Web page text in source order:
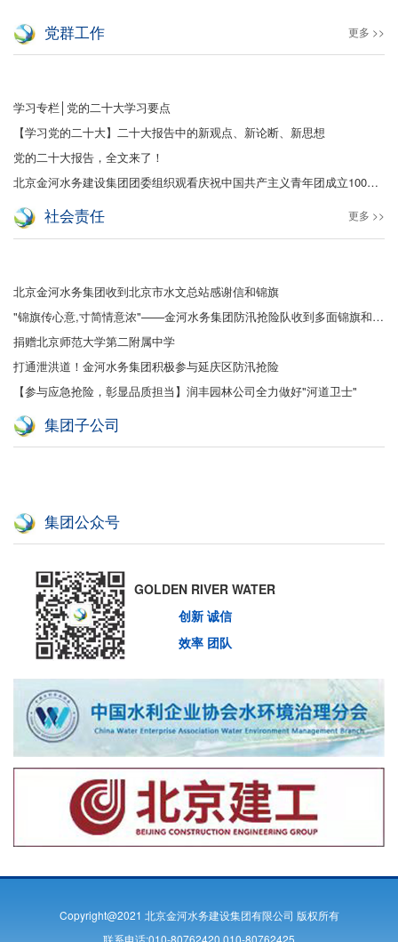
党群工作 更多 >>
学习专栏│党的二十大学习要点
【学习党的二十大】二十大报告中的新观点、新论断、新思想
党的二十大报告，全文来了！
北京金河水务建设集团团委组织观看庆祝中国共产主义青年团成立100周年大会
社会责任 更多 >>
北京金河水务集团收到北京市水文总站感谢信和锦旗
"锦旗传心意,寸简情意浓"——金河水务集团防汛抢险队收到多面锦旗和感谢信
捐赠北京师范大学第二附属中学
打通泄洪道！金河水务集团积极参与延庆区防汛抢险
【参与应急抢险，彰显品质担当】润丰园林公司全力做好"河道卫士"
集团子公司
集团公众号
GOLDEN RIVER WATER
创新 诚信
效率 团队
Copyright@2021 北京金河水务建设集团有限公司 版权所有